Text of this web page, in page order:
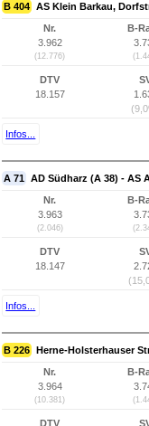
B 404 AS Klein Barkau,
Nr.
3.962
(12.776)
B-
DTV
18.157
Infos...
A 71 AD Südharz (A 38) - AS
Nr.
3.963
(2.046)
B-
DTV
18.147
Infos...
B 226 Herne-Holsterhauser
Nr.
3.964
(10.381)
B-
DTV